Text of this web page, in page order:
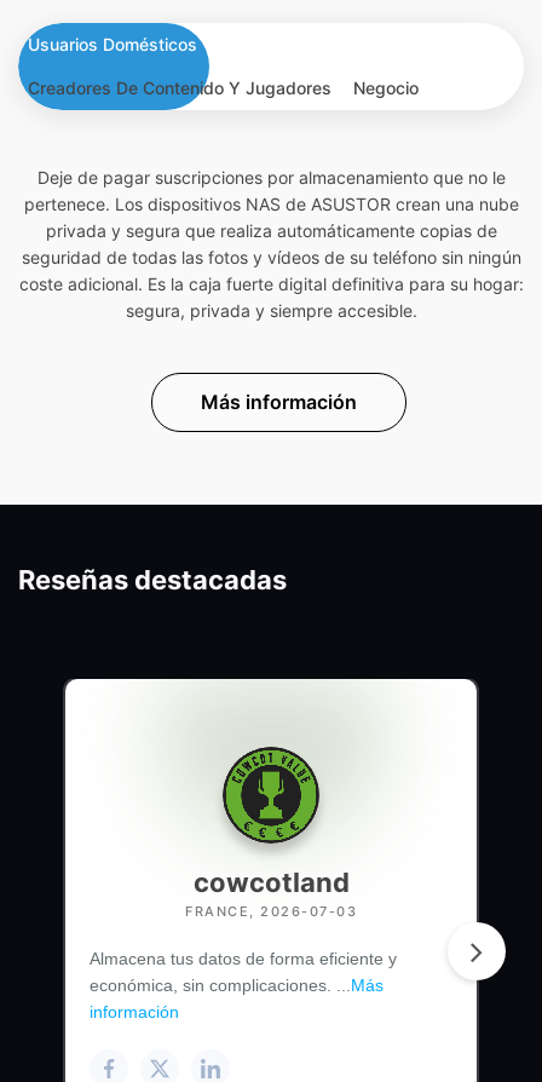
Usuarios Domésticos
Creadores De Contenido Y Jugadores Negocio
Deje de pagar suscripciones por almacenamiento que no le
pertenece. Los dispositivos NAS de ASUSTOR crean una nube
privada y segura que realiza automáticamente copias de
seguridad de todas las fotos y vídeos de su teléfono sin ningún
coste adicional. Es la caja fuerte digital definitiva para su hogar:
segura, privada y siempre accesible.
Más información
Reseñas destacadas
cowcotland
FRANCE, 2026-07-03
Almacena tus datos de forma eficiente y
económica, sin complicaciones. ... Más
información